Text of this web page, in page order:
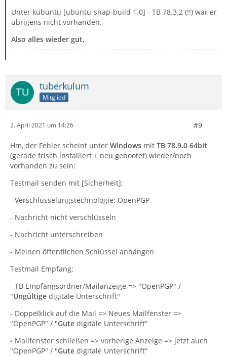
Unter kubuntu [ubuntu-snap-build 1.0] - TB 78.3.2 (!!) war er
übrigens nicht vorhanden.
Also alles wieder gut.
tuberkulum
Mitglied
2. April 2021 um 14:26 #9
Hm, der Fehler scheint unter Windows mit TB 78.9.0 64bit
(gerade frisch installiert + neu gebootet) wieder/noch
vorhanden zu sein:
Testmail senden mit [Sicherheit]:
- Verschlüsselungstechnologie: OpenPGP
- Nachricht nicht verschlüsseln
- Nachricht unterschreiben
- Meinen öffentlichen Schlüssel anhängen
Testmail Empfang:
- TB Empfangsordner/Mailanzeige => "OpenPGP" /
"Ungültige digitale Unterschrift"
- Doppelklick auf die Mail => Neues Mailfenster =>
"OpenPGP" / "Gute digitale Unterschrift"
- Mailfenster schließen => vorherige Anzeige => jetzt auch
"OpenPGP" / "Gute digitale Unterschrift"